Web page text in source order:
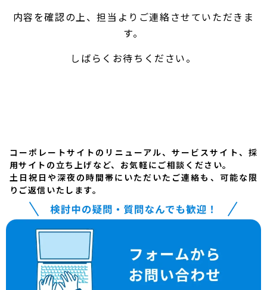
内容を確認の上、担当よりご連絡させていただきま
す。
しばらくお待ちください。
コーポレートサイトのリニューアル、サービスサイト、採
用サイトの立ち上げなど、お気軽にご相談ください。
土日祝日や深夜の時間帯にいただいたご連絡も、可能な限
りご返信いたします。